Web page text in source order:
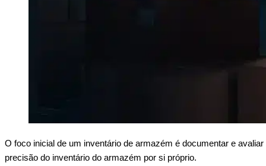
O foco inicial de um inventário de armazém é documentar e
precisão do inventário do armazém por si próprio.